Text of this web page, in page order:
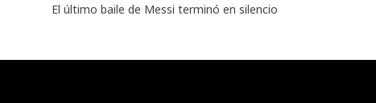
El último baile de Messi terminó en silencio